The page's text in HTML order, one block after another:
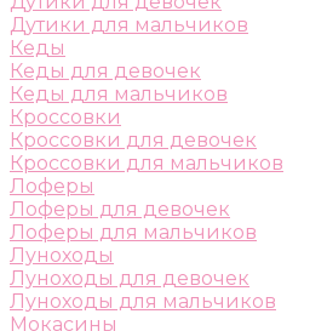
Дутики для мальчиков
Кеды
Кеды для девочек
Кеды для мальчиков
Кроссовки
Кроссовки для девочек
Кроссовки для мальчиков
Лоферы
Лоферы для девочек
Лоферы для мальчиков
Луноходы
Луноходы для девочек
Луноходы для мальчиков
Мокасины